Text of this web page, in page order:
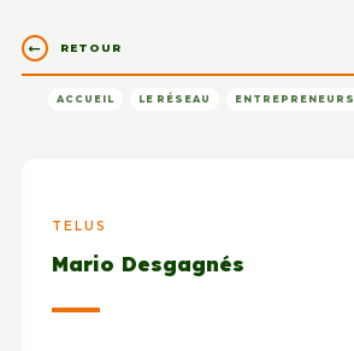
RETOUR
ACCUEIL LE RÉSEAU ENTREPRENEURS
TELUS
Mario Desgagnés